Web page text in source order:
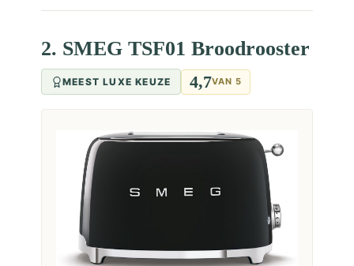
2. SMEG TSF01 Broodrooster
MEEST LUXE KEUZE 4,7VAN 5